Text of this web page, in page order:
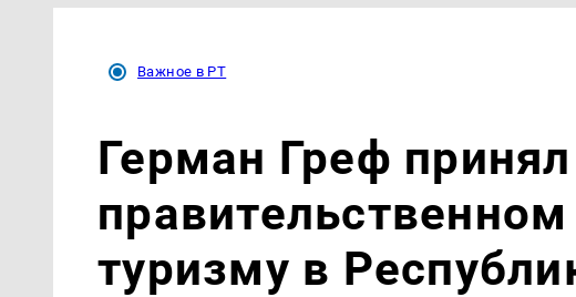
Важное в РТ
Герман Греф
туризму в